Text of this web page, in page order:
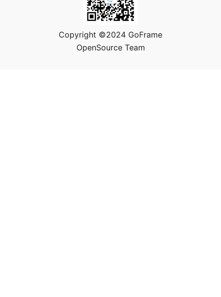
Copyright ©2024 GoFrame
OpenSource Team